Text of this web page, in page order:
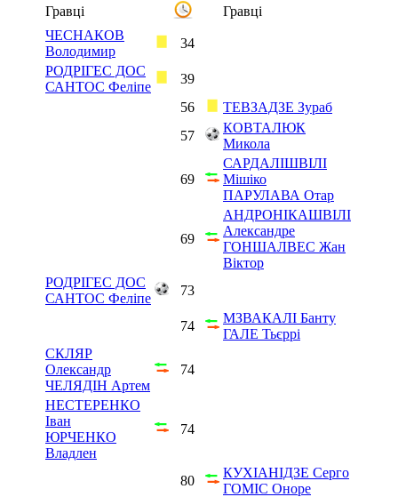
Гравці
Гравці
ЧЕСНАКОВ
Володимир
34
РОДРІГЕС ДОС
САНТОС Феліпе
39
56
ТЕВЗАДЗЕ Зураб
57
КОВТАЛЮК
Микола
69
САРДАЛІШВІЛІ
Мішіко
ПАРУЛАВА Отар
69
АНДРОНІКАШВІЛІ
Александре
ГОНШАЛВЕС Жан
Віктор
РОДРІГЕС ДОС
САНТОС Феліпе
73
74
МЗВАКАЛІ Банту
ГАЛЕ Тьєррі
СКЛЯР
Олександр
ЧЕЛЯДІН Артем
74
НЕСТЕРЕНКО
Іван
ЮРЧЕНКО
Владлен
74
80
КУХІАНІДЗЕ Серго
ГОМІС Оноре